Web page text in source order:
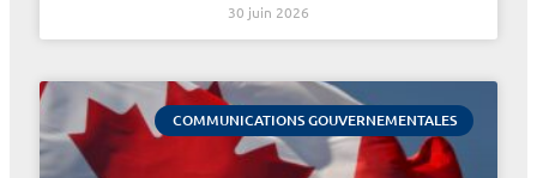
30 juin 2026
COMMUNICATIONS GOUVERNEMENTALES